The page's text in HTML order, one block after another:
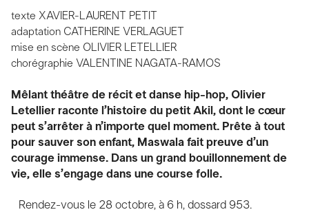
texte XAVIER-LAURENT PETIT
adaptation CATHERINE VERLAGUET
mise en scène OLIVIER LETELLIER
chorégraphie VALENTINE NAGATA-RAMOS
Mêlant théâtre de récit et danse hip-hop, Olivier
Letellier raconte l’histoire du petit Akil, dont le cœur
peut s’arrêter à n’importe quel moment. Prête à tout
pour sauver son enfant, Maswala fait preuve d’un
courage immense. Dans un grand bouillonnement de
vie, elle s’engage dans une course folle.
Rendez-vous le 28 octobre, à 6 h, dossard 953.